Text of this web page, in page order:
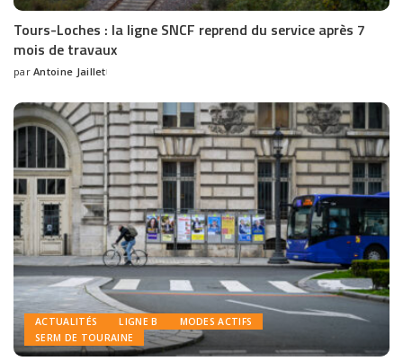
Tours-Loches : la ligne SNCF reprend du service après 7
mois de travaux
par Antoine Jaillet
ACTUALITÉS LIGNE B
MODES ACTIFS
SERM DE TOURAINE